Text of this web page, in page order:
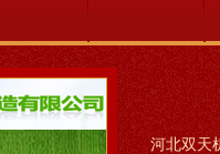
河北双天